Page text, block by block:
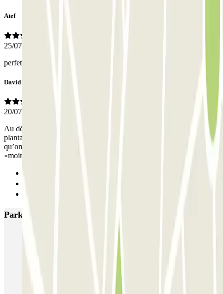
Atef
25/07/2026
perfetto
David
20/07/2026
Au départ on s’est retrouvé dans un endroit un peu au milieu des
plantations dans un énorme hangar désaffecte,on s’est demandé ce
qu’on faisait la …Un monsieur très gentil nous a accueilli !! 15 jours
«moins de 90€ il est venu nous chercher, enfin parfait
Parkings más valorados en Milán
Garage Gian Galeazzo
Garage Paullo - Corso XXII Marzo
San Barnaba (Tribunale)